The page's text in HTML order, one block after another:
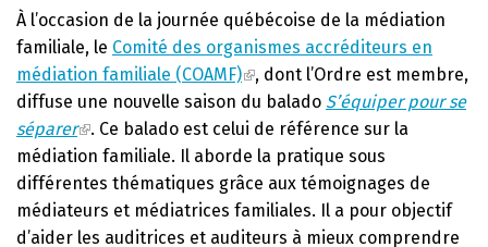
À l’occasion de la journée québécoise de la médiation
familiale, le Comité des organismes accréditeurs en
médiation familiale (COAMF)
, dont l’Ordre est membre,
diffuse une nouvelle saison du balado S’équiper pour se
séparer
. Ce balado est celui de référence sur la
médiation familiale. Il aborde la pratique sous
différentes thématiques grâce aux témoignages de
médiateurs et médiatrices familiales. Il a pour objectif
d’aider les auditrices et auditeurs à mieux comprendre